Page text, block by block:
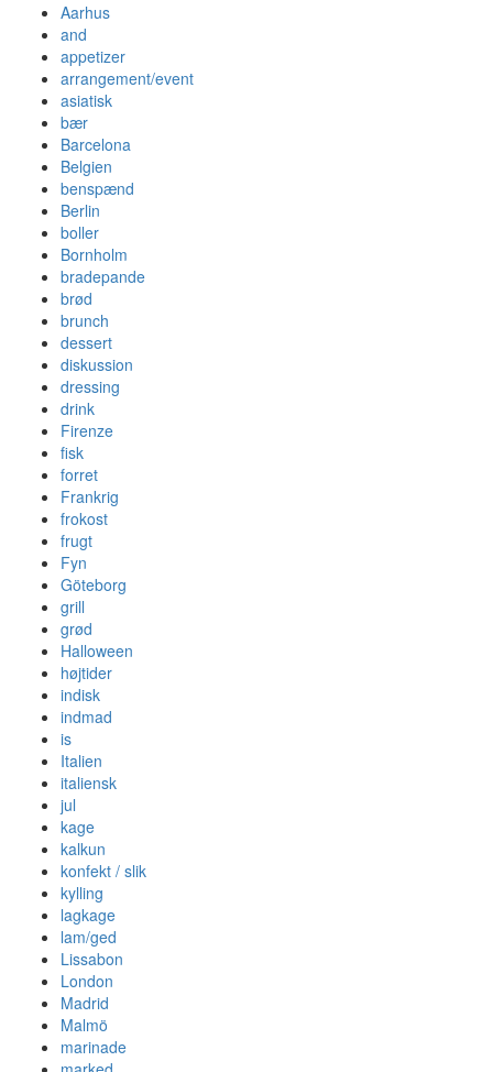
Aarhus
and
appetizer
arrangement/event
asiatisk
bær
Barcelona
Belgien
benspænd
Berlin
boller
Bornholm
bradepande
brød
brunch
dessert
diskussion
dressing
drink
Firenze
fisk
forret
Frankrig
frokost
frugt
Fyn
Göteborg
grill
grød
Halloween
højtider
indisk
indmad
is
Italien
italiensk
jul
kage
kalkun
konfekt / slik
kylling
lagkage
lam/ged
Lissabon
London
Madrid
Malmö
marinade